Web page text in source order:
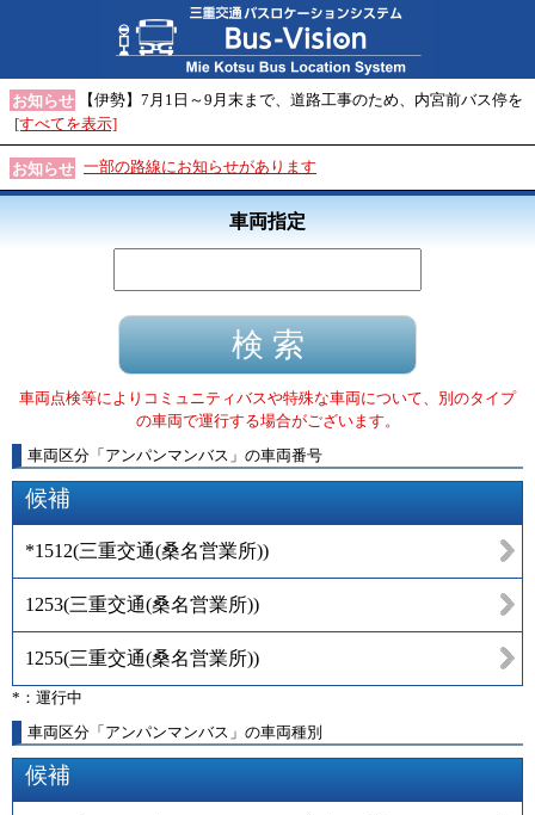
お知らせ
【伊勢】7月1日～9月末まで、道路工事のため、内宮前バス停を
[すべてを表示]
お知らせ 一部の路線にお知らせがあります
車両指定
車両点検等によりコミュニティバスや特殊な車両について、別のタイプ
の車両で運行する場合がございます。
車両区分 「 アンパンマンバス 」 の車両番号
候補
*1512(三重交通(桑名営業所))
1253(三重交通(桑名営業所))
1255(三重交通(桑名営業所))
*：運行中
車両区分「アンパンマンバス」の車両種別
候補